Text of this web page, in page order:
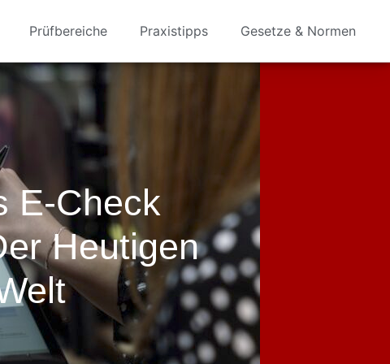
Prüfbereiche Praxistipps Gesetze & Normen
E-Check
Heutigen